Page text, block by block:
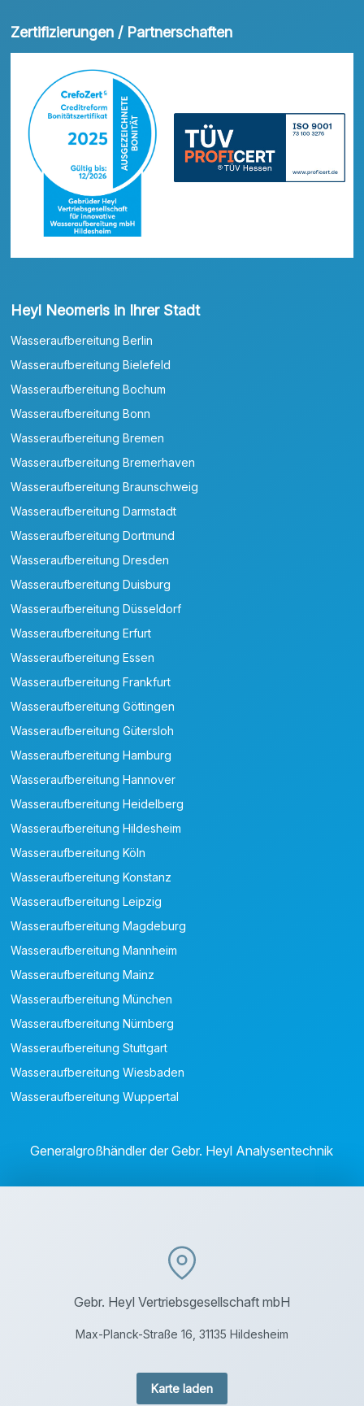
Zertifizierungen / Partnerschaften
Heyl Neomeris in Ihrer Stadt
Wasseraufbereitung Berlin
Wasseraufbereitung Bielefeld
Wasseraufbereitung Bochum
Wasseraufbereitung Bonn
Wasseraufbereitung Bremen
Wasseraufbereitung Bremerhaven
Wasseraufbereitung Braunschweig
Wasseraufbereitung Darmstadt
Wasseraufbereitung Dortmund
Wasseraufbereitung Dresden
Wasseraufbereitung Duisburg
Wasseraufbereitung Düsseldorf
Wasseraufbereitung Erfurt
Wasseraufbereitung Essen
Wasseraufbereitung Frankfurt
Wasseraufbereitung Göttingen
Wasseraufbereitung Gütersloh
Wasseraufbereitung Hamburg
Wasseraufbereitung Hannover
Wasseraufbereitung Heidelberg
Wasseraufbereitung Hildesheim
Wasseraufbereitung Köln
Wasseraufbereitung Konstanz
Wasseraufbereitung Leipzig
Wasseraufbereitung Magdeburg
Wasseraufbereitung Mannheim
Wasseraufbereitung Mainz
Wasseraufbereitung München
Wasseraufbereitung Nürnberg
Wasseraufbereitung Stuttgart
Wasseraufbereitung Wiesbaden
Wasseraufbereitung Wuppertal
Generalgroßhändler der Gebr. Heyl Analysentechnik
Gebr. Heyl Vertriebsgesellschaft mbH
Max-Planck-Straße 16, 31135 Hildesheim
Karte laden